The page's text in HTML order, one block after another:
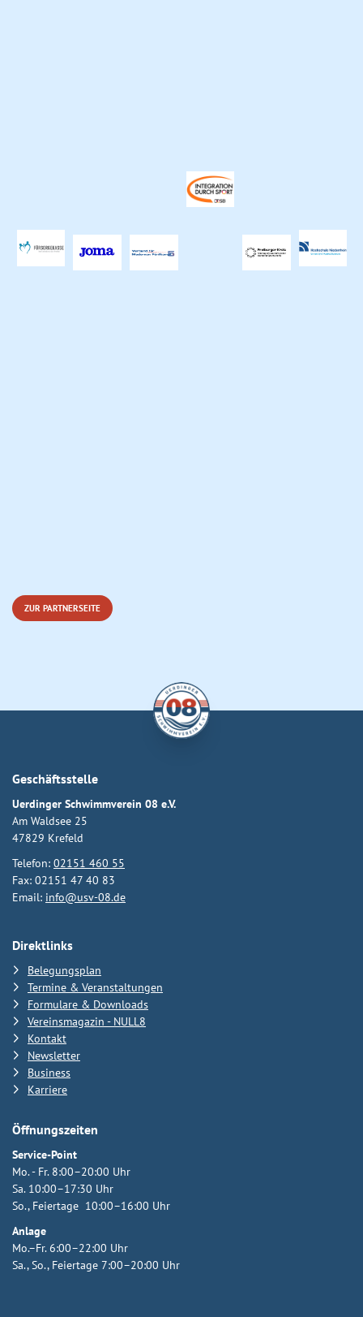
ZUR PARTNERSEITE
Geschäftsstelle
Uerdinger Schwimmverein 08 e.V.
Am Waldsee 25
47829 Krefeld
Telefon: 02151 460 55
Fax: 02151 47 40 83
Email: info@usv-08.de
Direktlinks
Belegungsplan
Termine & Veranstaltungen
Formulare & Downloads
Vereinsmagazin - NULL8
Kontakt
Newsletter
Business
Karriere
Öffnungszeiten
Service-Point
Mo. - Fr. 8:00–20:00 Uhr
Sa. 10:00–17:30 Uhr
So., Feiertage 10:00–16:00 Uhr
Anlage
Mo.–Fr. 6:00–22:00 Uhr
Sa., So., Feiertage 7:00–20:00 Uhr